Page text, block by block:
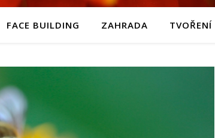
FACE BUILDING ZAHRADA TVOŘENÍ